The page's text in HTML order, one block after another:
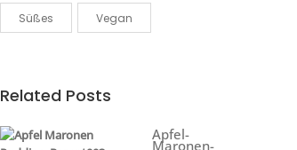
Süßes Vegan
Related Posts
Apfel-
Maronen-